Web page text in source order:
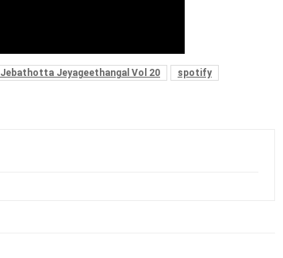
Jebathotta Jeyageethangal Vol 20
spotify